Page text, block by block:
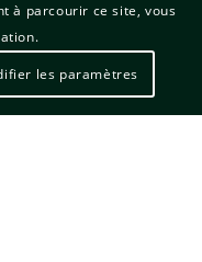
à parcourir ce site, vous
les paramètres